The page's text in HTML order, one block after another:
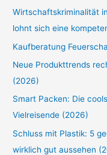
Wirtschaftskriminalität
lohnt sich eine
Kaufberatung
Neue Produkttrends
(2026)
Smart Packen: Die
Vielreisende (2026)
Schluss mit Plastik: 5
wirklich gut aussehen